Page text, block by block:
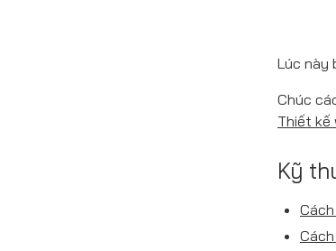
Lúc này
Chúc
Thiết kế
Kỹ